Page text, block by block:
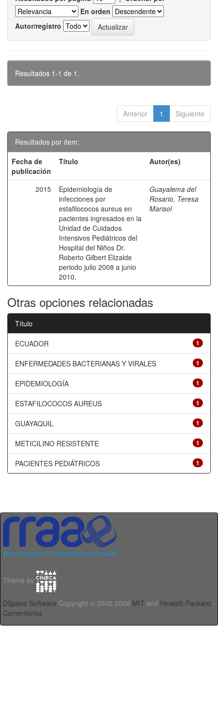
En orden
Autor/registro
Resultados 1-1 de 1.
Anterior 1 Siguiente
Resultados por ítem:
Fecha de
publicación
Título Autor(es)
2015
Epidemiología de
infecciones por
estafilococos aureus en
pacientes ingresados en la
Unidad de Cuidados
Intensivos Pediátricos del
Hospital del Niños Dr.
Roberto Gilbert Elizalde
periodo julio 2008 a junio
2010.
Guayalema del
Rosario, Teresa
Marisol
Otras opciones relacionadas
Título
1
ECUADOR
1
ENFERMEDADES BACTERIANAS Y VIRALES
1
EPIDEMIOLOGÍA
1
ESTAFILOCOCOS AUREUS
1
GUAYAQUIL
1
METICILINO RESISTENTE
1
PACIENTES PEDIÁTRICOS
Theme by
DSpace Software Copyright © 2002-2008 MIT and Hewlett-Packard -
Comentarios